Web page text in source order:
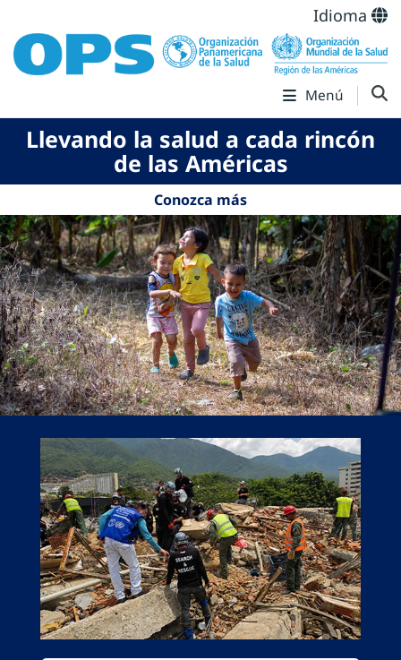
Idioma
Menú
Llevando la salud a cada rincón
de las Américas
Conozca más